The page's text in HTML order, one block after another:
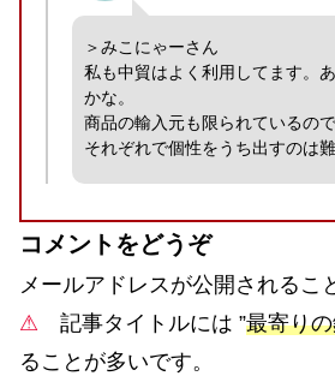
＞みこにゃーさん
私も中貿はよく利用してます。
かな。
商品の輸入元も限られているの
それぞれで個性をうち出すのは
コメントをどうぞ
メールアドレスが公開されるこ
⚠ 記事タイトルには ”最寄り
ることが多いです。